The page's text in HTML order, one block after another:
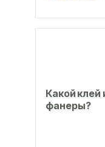
Какой клей
фанеры?